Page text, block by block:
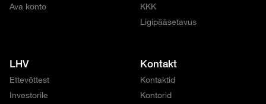
Ava konto
KKK
Ligipääsetavus
LHV
Ettevõttest
Investorile
Kontakt
Kontaktid
Kontorid